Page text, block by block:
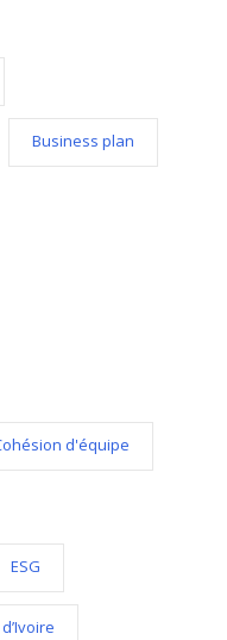
Business plan
d'équipe
ESG